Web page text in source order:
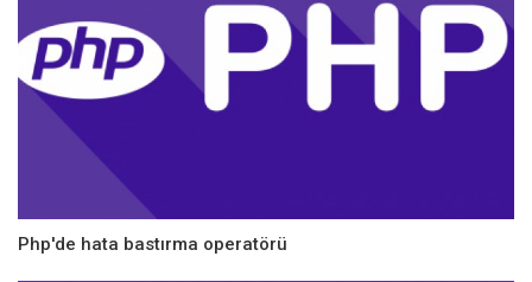
Php'de hata bastırma operatörü